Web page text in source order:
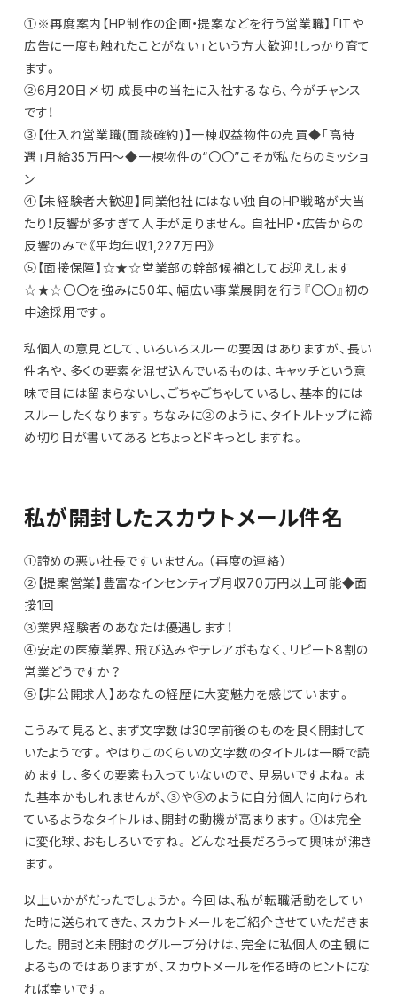
①※再度案内【HP制作の企画・提案などを行う営業職】「ITや
広告に一度も触れたことがない」という方大歓迎！しっかり育て
ます。
②6月20日〆切 成長中の当社に入社するなら、今がチャンス
です！
③【仕入れ営業職(面談確約)】一棟収益物件の売買◆「高待
遇」月給35万円～◆一棟物件の“〇〇”こそが私たちのミッショ
ン
④【未経験者大歓迎】同業他社にはない独自のHP戦略が大当
たり！反響が多すぎて人手が足りません。自社HP・広告からの
反響のみで《平均年収1,227万円》
⑤【面接保障】☆★☆営業部の幹部候補としてお迎えします
☆★☆〇〇を強みに50年、幅広い事業展開を行う『〇〇』初の
中途採用です。
私個人の意見として、いろいろスルーの要因はありますが、長い
件名や、多くの要素を混ぜ込んでいるものは、キャッチという意
味で目には留まらないし、ごちゃごちゃしているし、基本的には
スルーしたくなります。ちなみに②のように、タイトルトップに締
め切り日が書いてあるとちょっとドキっとしますね。
私が開封したスカウトメール件名
①諦めの悪い社長ですいません。（再度の連絡）
②【提案営業】豊富なインセンティブ月収70万円以上可能◆面
接1回
③業界経験者のあなたは優遇します！
④安定の医療業界、飛び込みやテレアポもなく、リピート8割の
営業どうですか？
⑤【非公開求人】あなたの経歴に大変魅力を感じています。
こうみて見ると、まず文字数は30字前後のものを良く開封して
いたようです。やはりこのくらいの文字数のタイトルは一瞬で読
めますし、多くの要素も入っていないので、見易いですよね。ま
た基本かもしれませんが、③や⑤のように自分個人に向けられ
ているようなタイトルは、開封の動機が高まります。①は完全
に変化球、おもしろいですね。どんな社長だろうって興味が沸き
ます。
以上いかがだったでしょうか。今回は、私が転職活動をしてい
た時に送られてきた、スカウトメールをご紹介させていただきま
した。開封と未開封のグループ分けは、完全に私個人の主観に
よるものではありますが、スカウトメールを作る時のヒントにな
れば幸いです。